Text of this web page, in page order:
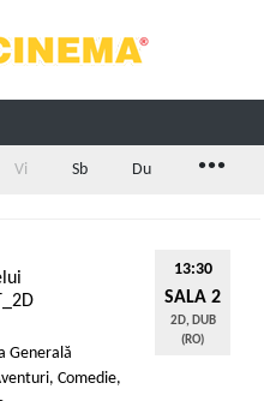
Vi Sb Du ...
Generală
Comedie,
13:30
SALA 2
2D, DUB
(RO)